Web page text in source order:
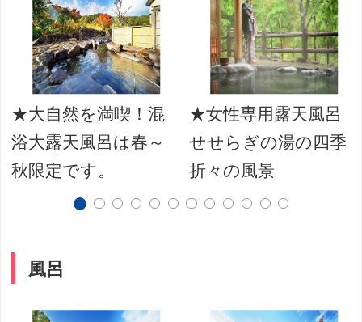
★大自然を満喫！混
浴大露天風呂は春～
秋限定です。
★女性専用露天風呂
せせらぎの湯の四季
折々の風景
風呂